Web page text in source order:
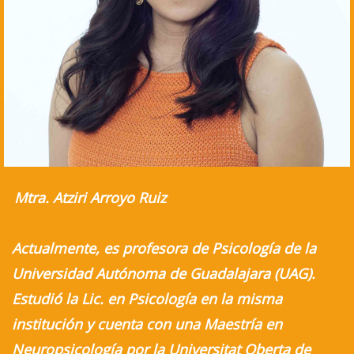
Mtra. Atziri Arroyo Ruiz
Actualmente, es profesora de Psicología de la
Universidad Autónoma de Guadalajara (UAG).
Estudió la Lic. en Psicología en la misma
institución y cuenta con una Maestría en
Neuropsicología por la Universitat Oberta de